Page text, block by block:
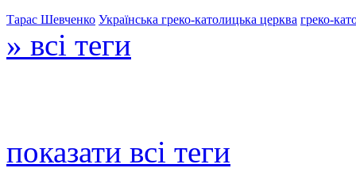
Тарас Шевченко Українська греко-католицька церква греко-
» всі теги
показати всі теги